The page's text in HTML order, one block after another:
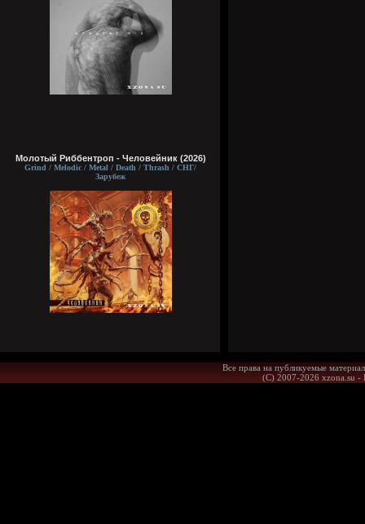
Молотый Риббентроп - Человейник (2026)
Grind / Melodic / Metal / Death / Thrash / СНГ/
Зарубеж
Все права на публикуемые
(С) 2007-2026 xzona.su -